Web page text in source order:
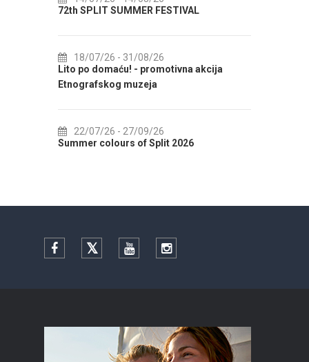
72th SPLIT SUMMER FESTIVAL
18/07/26 - 31/08/26
Lito po domaću! - promotivna akcija
Etnografskog muzeja
22/07/26 - 27/09/26
Summer colours of Split 2026
Facebook TwitterYouTubeInstagram